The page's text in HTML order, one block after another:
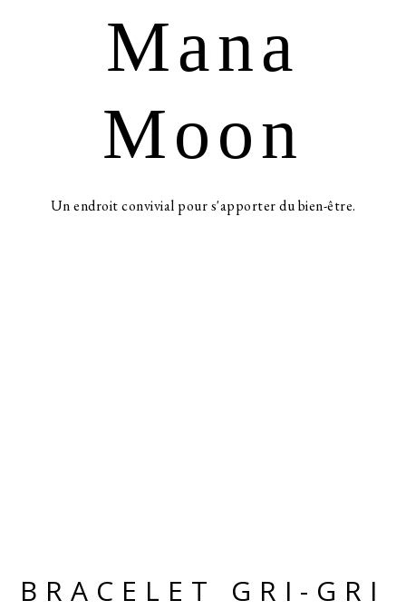
Mana
Moon
Un endroit convivial pour s'apporter du bien-être.
BRACELET GRI-GRI